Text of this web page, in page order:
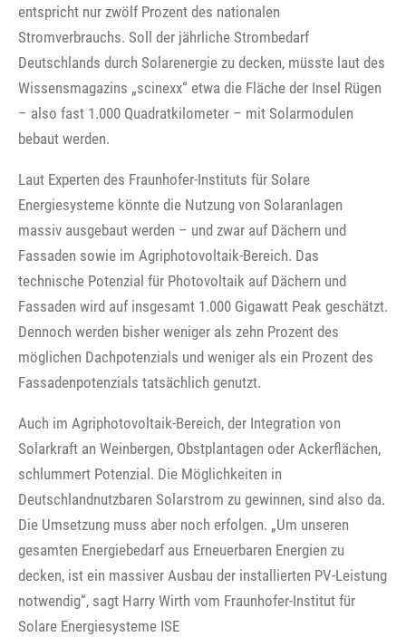
entspricht nur zwölf Prozent des nationalen
Stromverbrauchs. Soll der jährliche Strombedarf
Deutschlands durch Solarenergie zu decken, müsste laut des
Wissensmagazins „scinexx“ etwa die Fläche der Insel Rügen
– also fast 1.000 Quadratkilometer – mit Solarmodulen
bebaut werden.
Laut Experten des Fraunhofer-Instituts für Solare
Energiesysteme könnte die Nutzung von Solaranlagen
massiv ausgebaut werden – und zwar auf Dächern und
Fassaden sowie im Agriphotovoltaik-Bereich. Das
technische Potenzial für Photovoltaik auf Dächern und
Fassaden wird auf insgesamt 1.000 Gigawatt Peak geschätzt.
Dennoch werden bisher weniger als zehn Prozent des
möglichen Dachpotenzials und weniger als ein Prozent des
Fassadenpotenzials tatsächlich genutzt.
Auch im Agriphotovoltaik-Bereich, der Integration von
Solarkraft an Weinbergen, Obstplantagen oder Ackerflächen,
schlummert Potenzial. Die Möglichkeiten in
Deutschlandnutzbaren Solarstrom zu gewinnen, sind also da.
Die Umsetzung muss aber noch erfolgen. „Um unseren
gesamten Energiebedarf aus Erneuerbaren Energien zu
decken, ist ein massiver Ausbau der installierten PV-Leistung
notwendig“, sagt Harry Wirth vom Fraunhofer-Institut für
Solare Energiesysteme ISE